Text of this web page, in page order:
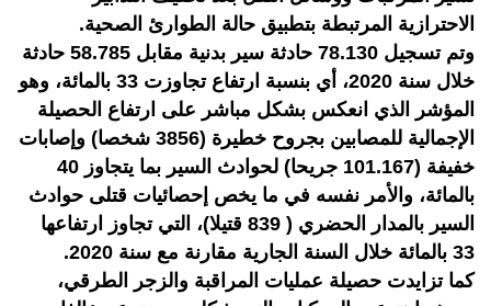
الاحترازية المرتبطة بتطبيق حالة الطوارئ الصحية.
وتم تسجيل 78.130 حادثة سير بدنية مقابل 58.785 حادثة
خلال سنة 2020، أي بنسبة ارتفاع تجاوزت 33 بالمائة، وهو
المؤشر الذي انعكس بشكل مباشر على ارتفاع الحصيلة
الإجمالية للمصابين بجروح خطيرة (3856 شخصا) وإصابات
خفيفة (101.167 جريحا) لحوادث السير بما يتجاوز 40
بالمائة، والأمر نفسه في ما يخص إحصائيات قتلى حوادث
السير بالمدار الحضري ( 839 قتيلا)، التي تجاوز ارتفاعها
33 بالمائة خلال السنة الجارية مقارنة مع سنة 2020.
كما تزايدت حصيلة عمليات المراقبة والزجر الطرقي،